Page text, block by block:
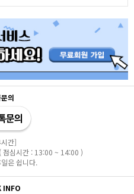
의
간]
심시간 : 13:00 ~ 14:00 )
은 쉽니다.
INFO